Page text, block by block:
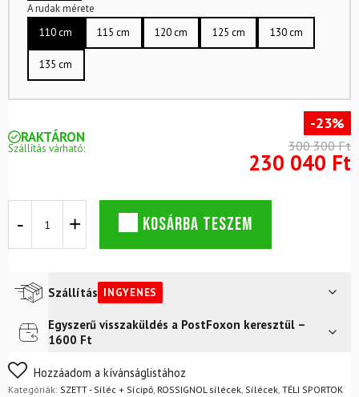
A rudak mérete
110 cm
115 cm 120 cm 125 cm 130 cm
135 cm
RAKTÁRON
Szállítás várható:
-23%
300 300 Ft
230 040 Ft
Nova
mennyiség
KOSÁRBA TESZEM
Szállítás INGYENES
Futár a címreIngyenes
Egyszerű visszaküldés a PostFoxon keresztül –
1600 Ft
Nem biztos a választásában? Semmi gond – a terméket
egyszerűen visszaküldheti 14 napon belül, indoklás nélkül.
Hozzáadom a kívánságlistához
Kategóriák: SZETT - Síléc + Sícipő, ROSSIGNOL sílécek, Sílécek, TÉLI SPORTOK